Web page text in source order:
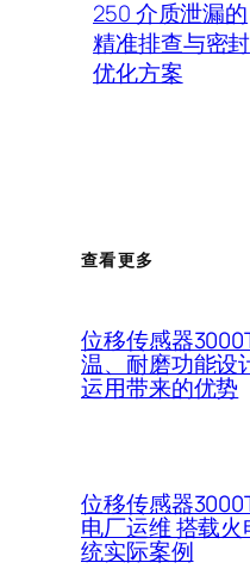
250 介质泄漏的
精准排查与密封
优化方案
查看更多
位移传感器
温、耐磨功能设
运用带来的优势
位移传感器
电厂运维 搭载
统实际案例